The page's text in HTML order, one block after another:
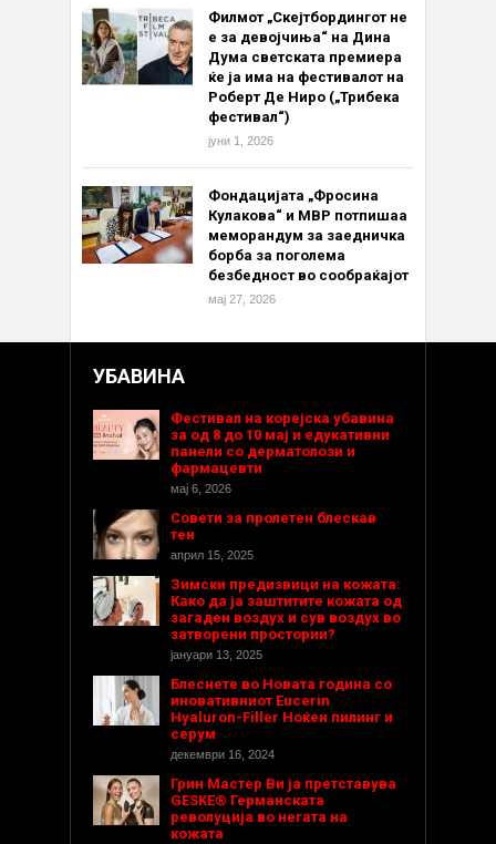
Филмот „Скејтбордингот не
е за девојчиња“ на Дина
Дума светската премиера
ќе ја има на фестивалот на
Роберт Де Ниро („Трибека
фестивал“)
јуни 1, 2026
Фондацијата „Фросина
Кулакова“ и МВР потпишаа
меморандум за заедничка
борба за поголема
безбедност во сообраќајот
мај 27, 2026
УБАВИНА
Фестивал на корејска убавина
за од 8 до 10 мај и едукативни
панели со дерматолози и
фармацевти
мај 6, 2026
Совети за пролетен блескав
тен
април 15, 2025
Зимски предизвици на кожата:
Како да ја заштитите кожата од
загаден воздух и сув воздух во
затворени простории?
јануари 13, 2025
Блеснете во Новата година со
иновативниот Eucerin
Hyaluron-Filler Ноќен пилинг и
серум
декември 16, 2024
Грин Мастер Ви ја претставува
GESKE® Германската
револуција во негата на
кожата